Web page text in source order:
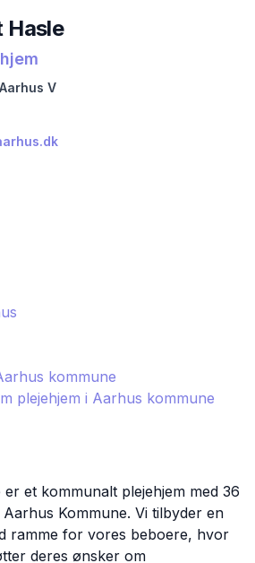
Hasle
Aarhus V
kommune
plejehjem i Aarhus kommune
er et kommunalt plejehjem med 36
Kommune. Vi tilbyder en
ramme for vores beboere, hvor
deres ønsker om